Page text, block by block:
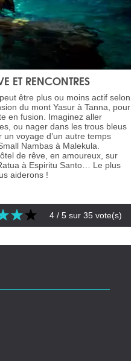
ET RENCONTRES
être plus ou moins actif selon
du mont Yasur à Tanna, pour
en fusion. Imaginez aller
ou nager dans les trous bleus
voyage d’un autre temps
Nambas à Malekula.
de rêve, en amoureux, sur
à Espiritu Santo… Le plus
aiderons !
4 / 5 sur 35 vote(s)